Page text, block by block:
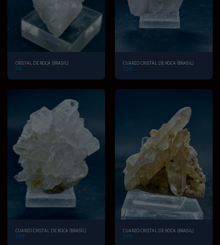
CRISTAL DE ROCA (BRASIL)
7€
CUARZO CRISTAL DE ROCA (BRASIL)
39€
CUARZO CRISTAL DE ROCA (BRASIL)
39€
CUARZO CRISTAL DE ROCA (BRASIL)
29€